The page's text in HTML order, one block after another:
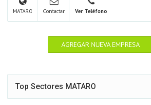
MATARO Contactar Ver Teléfono
AGREGAR NUEVA EMPRESA
Top Sectores MATARO